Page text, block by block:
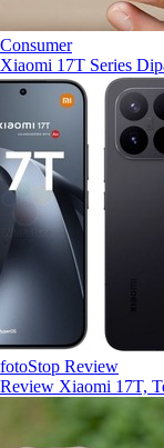
Consumer
Xiaomi 17T Series
fotoStop Review
Review Xiaomi 17T,